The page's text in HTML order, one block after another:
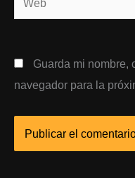
Guarda mi nombre,
navegador para la